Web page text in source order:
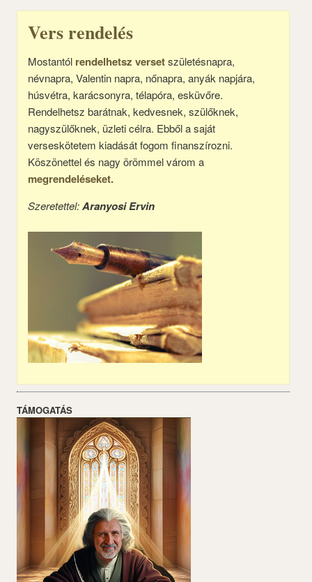
Vers rendelés
Mostantól rendelhetsz versetszületésnapra,
névnapra, Valentin napra, nőnapra, anyák napjára,
húsvétra, karácsonyra, télapóra, esküvőre.
Rendelhetsz barátnak, kedvesnek, szülőknek,
nagyszülőknek, üzleti célra. Ebből a saját
verseskötetem kiadását fogom finanszírozni.
Köszönettel és nagy örömmel várom a
megrendeléseket.
Szeretettel:Aranyosi Ervin
TÁMOGATÁS